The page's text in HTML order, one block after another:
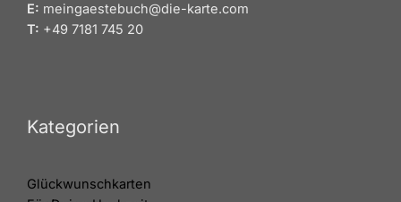
E: meingaestebuch@die-karte.com
T: +49 7181 745 20
Kategorien
Glückwunschkarten